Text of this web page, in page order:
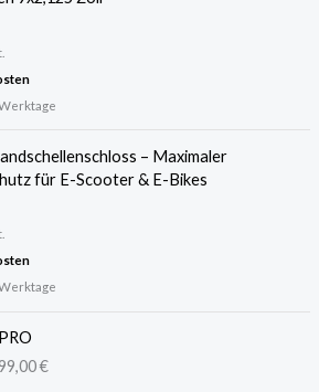
h
e
P
r
w
a
:
3
i
s
– Maximaler
für E-Scooter & E-Bikes
€